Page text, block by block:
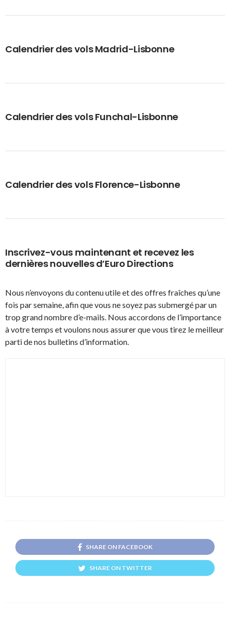
Calendrier des vols Madrid-Lisbonne
Calendrier des vols Funchal-Lisbonne
Calendrier des vols Florence-Lisbonne
Inscrivez-vous maintenant et recevez les
dernières nouvelles d’Euro Directions
Nous n’envoyons du contenu utile et des offres fraîches qu’une
fois par semaine, afin que vous ne soyez pas submergé par un
trop grand nombre d’e-mails. Nous accordons de l’importance
à votre temps et voulons nous assurer que vous tirez le meilleur
parti de nos bulletins d’information.
SHARE ON FACEBOOK
SHARE ON TWITTER